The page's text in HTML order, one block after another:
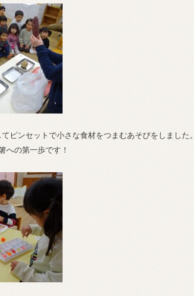
ピンセットで小さな食材をつまむあそびをしました。
への第一歩です！